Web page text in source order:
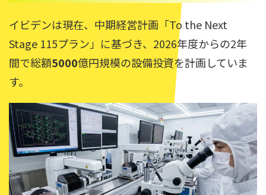
イビデンは現在、中期経営計画「To the Next
Stage 115プラン」に基づき、2026年度からの2年
間で総額5000億円規模の設備投資を計画していま
す。